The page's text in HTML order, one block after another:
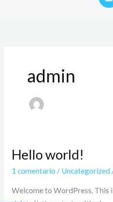
admin
Hello world!
1 comentario / Uncategorized
Welcome to WordPress. This
Hello